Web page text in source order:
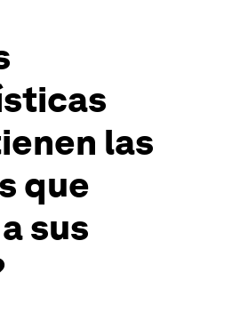
las
que
sus